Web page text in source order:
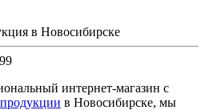
в Новосибирске
интернет-магазин с
в Новосибирске, мы